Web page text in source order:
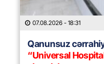
07.08.2026 - 18:31
Qanunsuz
“Universal